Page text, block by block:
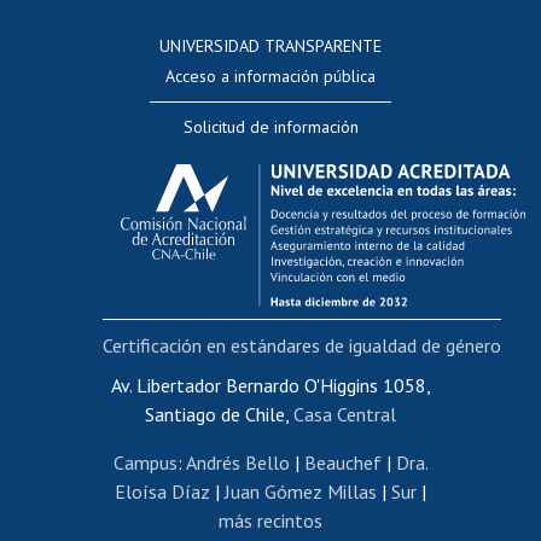
Evaluación docente
Calificación académica
Postulación al AUCAI
Funcionarias/os
Cursos internos de capacitación
Bienestar del personal
Portal de movilidad interna
Certificado de renta
Certificado de renta honorarios
Editar páginas blancas
Extranjeras/os
UNIVERSIDAD TRANSPARENTE
Acceso a información pública
Solicitud de información
Av. Libertador Bernardo O'Higgins 1058,
Santiago de Chile, Casa Central
Campus: Andrés Bello | Beauchef| Dra.
Eloísa Díaz |Juan Gómez Millas | Sur |
más recintos
Certificación en estándares de igualdad de género